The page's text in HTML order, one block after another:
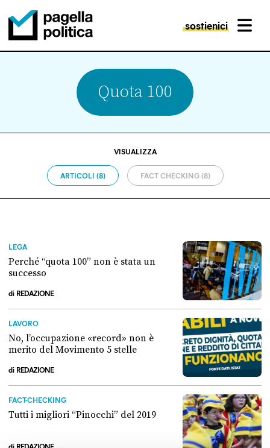
Pagella Politica Logo
sostienici MENU
Quota 100
VISUALIZZA
ARTICOLI (8) FACT CHECKING (8)
LEGA
Perché “quota 100” non è stata un
successo
di REDAZIONE
LAVORO
No, l’occupazione «record» non è
merito del Movimento 5 stelle
di REDAZIONE
FACT-CHECKING
Tutti i migliori “Pinocchi” del 2019